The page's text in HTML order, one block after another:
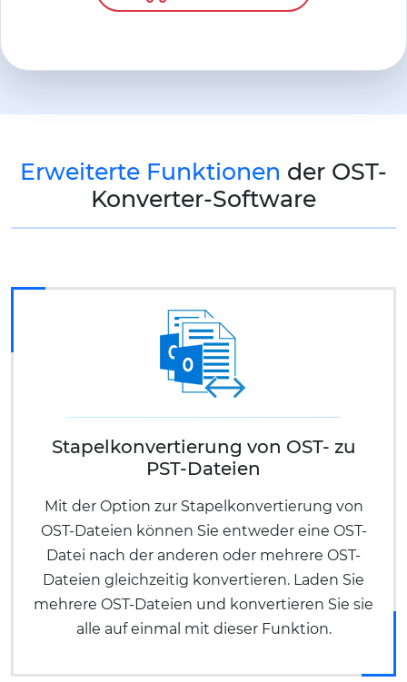
Erweiterte Funktionen der OST-
Konverter-Software
Stapelkonvertierung von OST- zu
PST-Dateien
Mit der Option zur Stapelkonvertierung von
OST-Dateien können Sie entweder eine OST-
Datei nach der anderen oder mehrere OST-
Dateien gleichzeitig konvertieren. Laden Sie
mehrere OST-Dateien und konvertieren Sie sie
alle auf einmal mit dieser Funktion.